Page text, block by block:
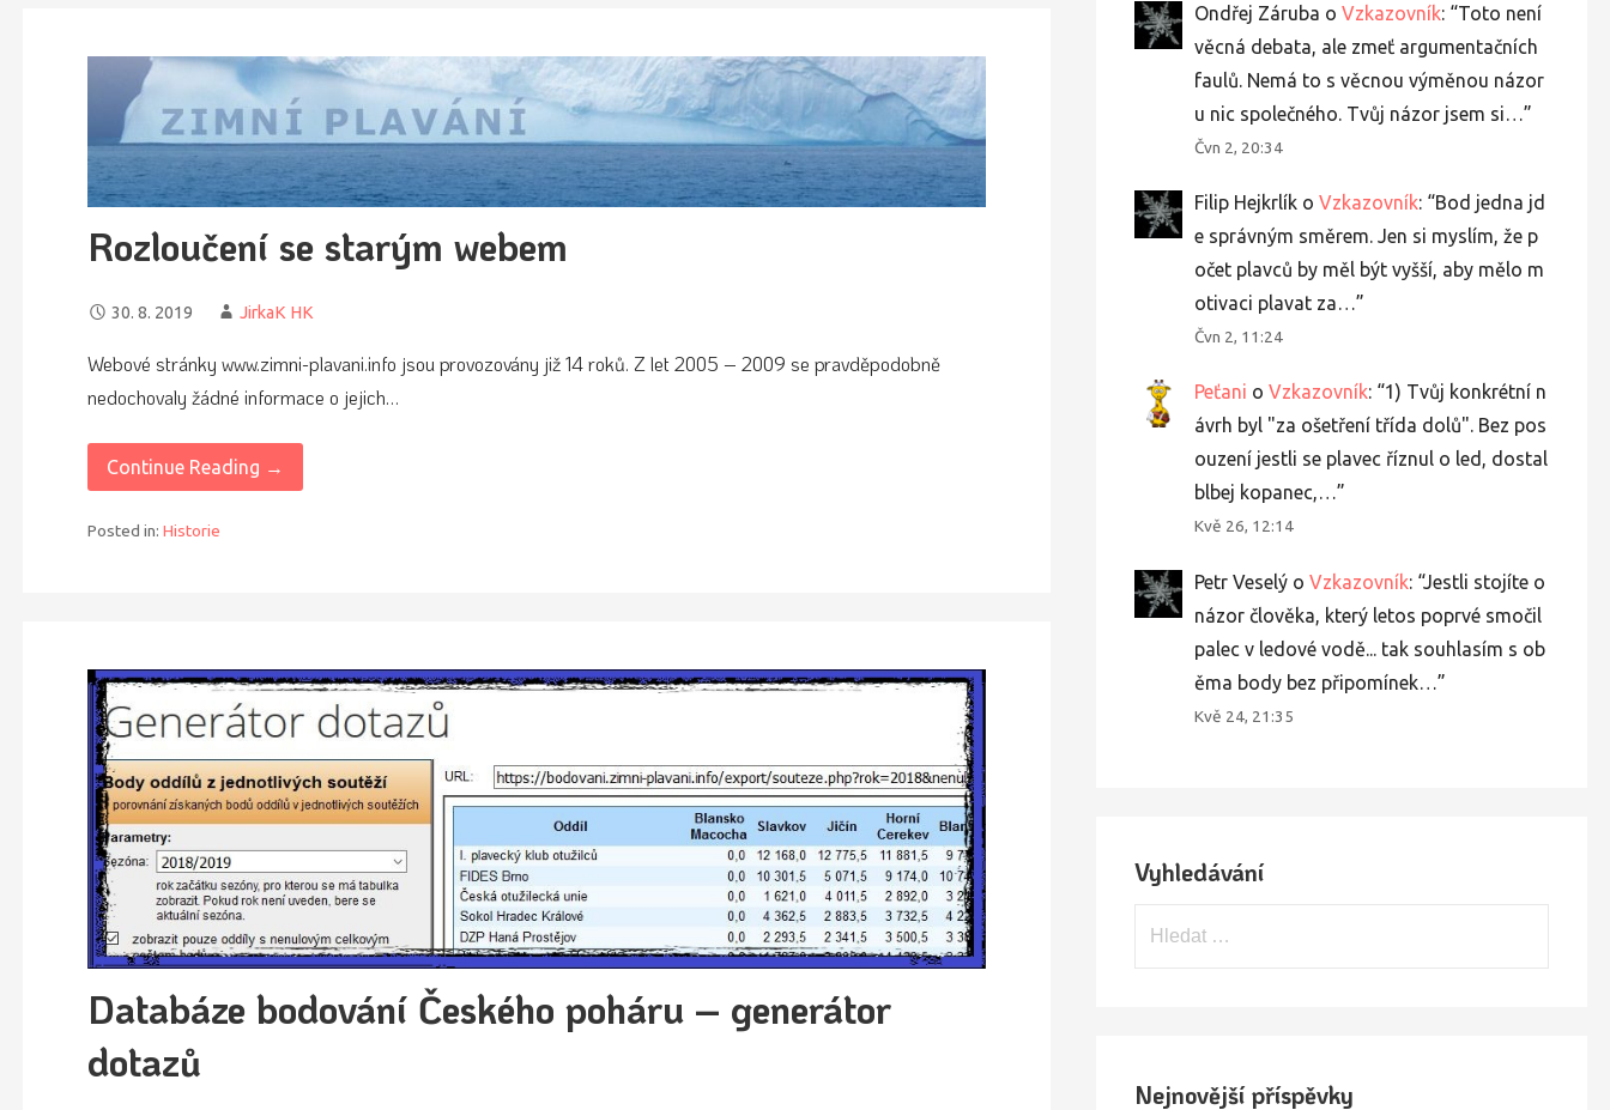
Rozloučení se starým webem
30. 8. 2019 JirkaK HK
Webové stránky www.zimni-plavani.info jsou provozovány již 14 roků. Z let 2005 – 2009 se pravděpodobně
nedochovaly žádné informace o jejich…
Continue Reading →
Posted in: Historie
Databáze bodování Českého poháru – generátor
dotazů
Ondřej Záruba o Vzkazovník: “Toto není
věcná debata, ale zmeť argumentačních
faulů. Nemá to s věcnou výměnou názor
u nic společného. Tvůj názor jsem si…”
Čvn 2, 20:34
Filip Hejkrlíko Vzkazovník: “Bod jedna jd
e správným směrem. Jen si myslím, že p
očet plavců by měl být vyšší, aby mělo m
otivaci plavat za…”
Čvn 2, 11:24
Peťani o Vzkazovník: “1) Tvůj konkrétní n
ávrh byl "za ošetření třída dolů". Bez pos
ouzení jestli se plavec říznul o led, dostal
blbej kopanec,…”
Kvě 26, 12:14
Petr Veselýo Vzkazovník: “Jestli stojíte o
názor člověka, který letos poprvé smočil
palec v ledové vodě... tak souhlasím s ob
ěma body bez připomínek… ”
Kvě 24, 21:35
Vyhledávání
Nejnovější příspěvky